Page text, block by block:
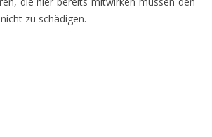
zu schädigen.